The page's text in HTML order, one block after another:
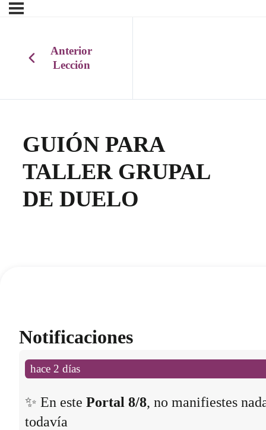
Anterior
Lección
GUIÓN PARA
TALLER GRUPAL
DE DUELO
Notificaciones
hace 2 días
✨ En este Portal 8/8, no manifiestes
todavía